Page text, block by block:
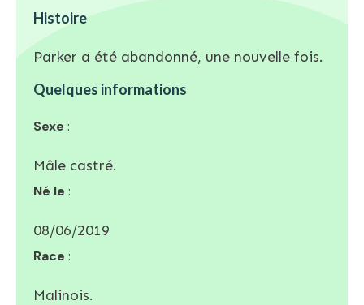
Histoire
Parker a été abandonné, une nouvelle fois.
Quelques informations
Sexe :
Mâle castré.
Né le :
08/06/2019
Race :
Malinois.